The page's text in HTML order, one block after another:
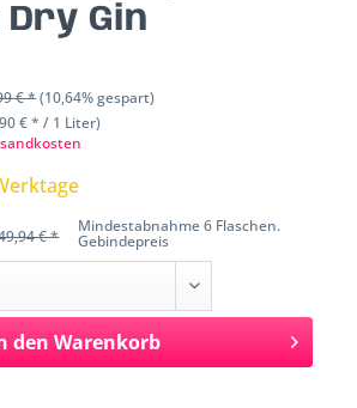
Dry Gin
€ *(10,64% gespart)
€ * / 1 Liter)
Mindestabnahme 6 Flaschen.
Gebindepreis
€ *
den Warenkorb